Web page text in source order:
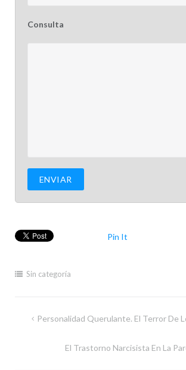
Consulta
Pin It
Sin categoría
Navegación
entradas
Personalidad Querulante. El Terror De
El Trastorno Narcisista En La